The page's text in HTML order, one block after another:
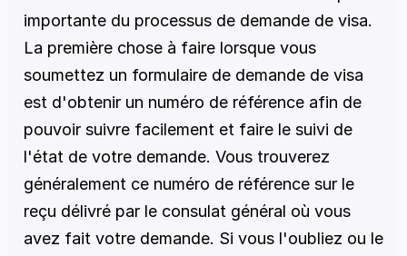
importante du processus de demande de visa.
La première chose à faire lorsque vous
soumettez un formulaire de demande de visa
est d'obtenir un numéro de référence afin de
pouvoir suivre facilement et faire le suivi de
l'état de votre demande. Vous trouverez
généralement ce numéro de référence sur le
reçu délivré par le consulat général où vous
avez fait votre demande. Si vous l'oubliez ou le